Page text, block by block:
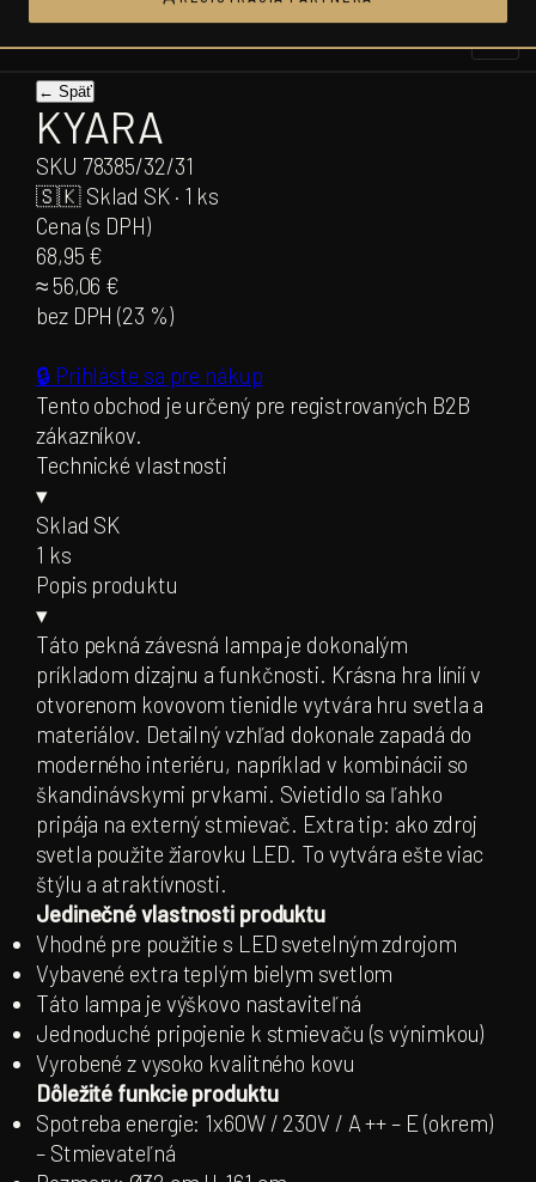
Prejsť
na
obsah
← Späť
KYARA
SKU 78385/32/31
🇸🇰Sklad SK · 1 ks
Cena (s DPH)
68,95 €
≈ 56,06 €
bez DPH (23 %)
🔒 Prihláste sa pre nákup
Tento obchod je určený pre registrovaných B2B
zákazníkov.
Technické vlastnosti
▾
Sklad SK
1 ks
Popis produktu
▾
Táto pekná závesná lampa je dokonalým
príkladom dizajnu a funkčnosti. Krásna hra línií v
otvorenom kovovom tienidle vytvára hru svetla a
materiálov. Detailný vzhľad dokonale zapadá do
moderného interiéru, napríklad v kombinácii so
škandinávskymi prvkami. Svietidlo sa ľahko
pripája na externý stmievač. Extra tip: ako zdroj
svetla použite žiarovku LED. To vytvára ešte viac
štýlu a atraktívnosti.
Jedinečné vlastnosti produktu
Vhodné pre použitie s LED svetelným zdrojom
Vybavené extra teplým bielym svetlom
Táto lampa je výškovo nastaviteľná
Jednoduché pripojenie k stmievaču (s výnimkou)
Vyrobené z vysoko kvalitného kovu
Dôležité funkcie produktu
Spotreba energie: 1x60W / 230V / A ++ – E (okrem)
– Stmievateľná